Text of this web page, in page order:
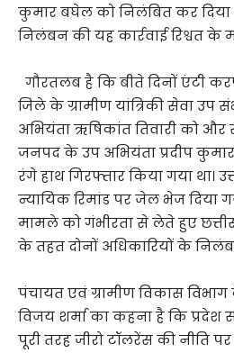
कुमार बघेल को निलंबित कर दिया
निलंबन की यह कार्रवाई रिश्वत के
गौरतलब है कि बीते दिनों एंटी
जिले के ग्रामीण यांत्रिकी सेवा
अभियंता ऋषिकांत तिवारी को
जनपद के उप अभियंता प्रदीप
रंगे हाथ गिरफ्तार किया गया था।
न्यायिक रिमांड पर जेल भेज दिया
मामले को गंभीरता से लेते हुए
के तहत दोनों अधिकारियों के
पंचायत एवं ग्रामीण विकास विभाग
विजय शर्मा का कहना है कि प्रदेश
पूरी तरह जीरो टॉलरेंस की नीति पर